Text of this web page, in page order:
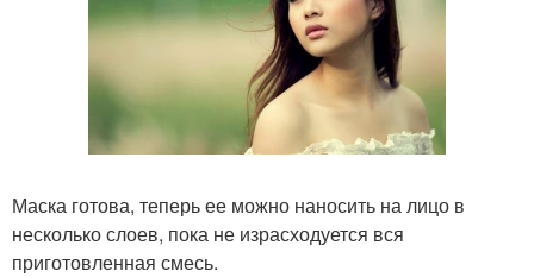
Маска готова, теперь ее можно наносить на лицо в
несколько слоев, пока не израсходуется вся
приготовленная смесь.